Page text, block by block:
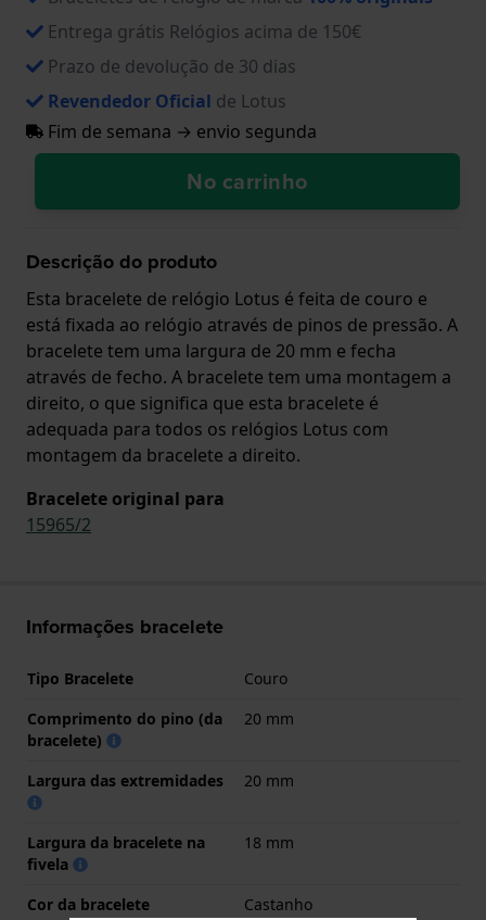
Entrega grátis Relógios acima de 150€
Prazo de devolução de 30 dias
Revendedor Oficial de Lotus
Fim de semana → envio segunda
No carrinho
Descrição do produto
Esta bracelete de relógio Lotus é feita de couro e
está fixada ao relógio através de pinos de pressão. A
bracelete tem uma largura de 20 mm e fecha
através de fecho. A bracelete tem uma montagem a
direito, o que significa que esta bracelete é
adequada para todos os relógios Lotus com
montagem da bracelete a direito.
Bracelete original para
15965/2
Informações bracelete
Tipo Bracelete
Couro
Comprimento do pino (da
bracelete)
20 mm
Largura das extremidades 20 mm
Largura da bracelete na
fivela
18 mm
Cor da bracelete Castanho